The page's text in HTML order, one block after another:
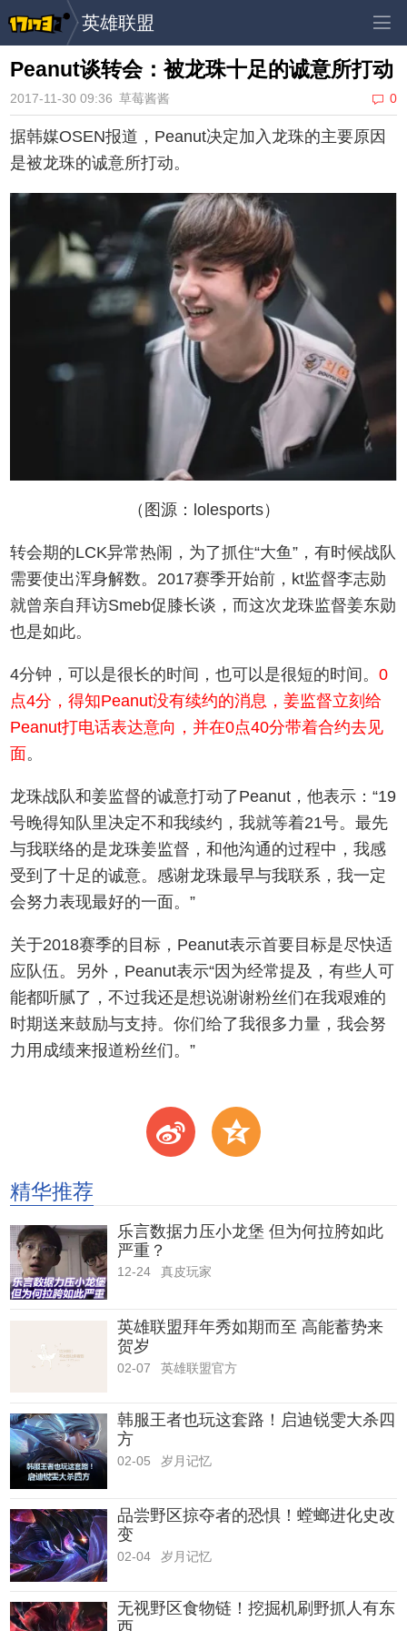
英雄联盟
Peanut谈转会：被龙珠十足的诚意所打动
2017-11-30 09:36 草莓酱酱 0
据韩媒OSEN报道，Peanut决定加入龙珠的主要原因
是被龙珠的诚意所打动。
（图源：lolesports）
转会期的LCK异常热闹，为了抓住“大鱼”，有时候战队
需要使出浑身解数。2017赛季开始前，kt监督李志勋
就曾亲自拜访Smeb促膝长谈，而这次龙珠监督姜东勋
也是如此。
4分钟，可以是很长的时间，也可以是很短的时间。0
点4分，得知Peanut没有续约的消息，姜监督立刻给
Peanut打电话表达意向，并在0点40分带着合约去见
面。
龙珠战队和姜监督的诚意打动了Peanut，他表示：“19
号晚得知队里决定不和我续约，我就等着21号。最先
与我联络的是龙珠姜监督，和他沟通的过程中，我感
受到了十足的诚意。感谢龙珠最早与我联系，我一定
会努力表现最好的一面。”
关于2018赛季的目标，Peanut表示首要目标是尽快适
应队伍。另外，Peanut表示“因为经常提及，有些人可
能都听腻了，不过我还是想说谢谢粉丝们在我艰难的
时期送来鼓励与支持。你们给了我很多力量，我会努
力用成绩来报道粉丝们。”
t z
精华推荐
乐言数据力压小龙堡 但为何拉胯如此
严重？
12-24 真皮玩家
英雄联盟拜年秀如期而至 高能蓄势来
贺岁
02-07 英雄联盟官方
韩服王者也玩这套路！启迪锐雯大杀四
方
02-05 岁月记忆
品尝野区掠夺者的恐惧！螳螂进化史改
变
02-04 岁月记忆
无视野区食物链！挖掘机刷野抓人有东